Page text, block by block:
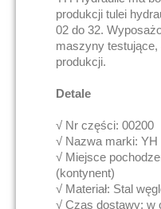
produkcji tulei
02 do 32.
maszyny
produkcji.
Detale
√ Nr części: 00200
√ Nazwa marki: YH
√ Miejsce
(kontynent)
√ Materiał: Stal
√ Czas dostawy: w